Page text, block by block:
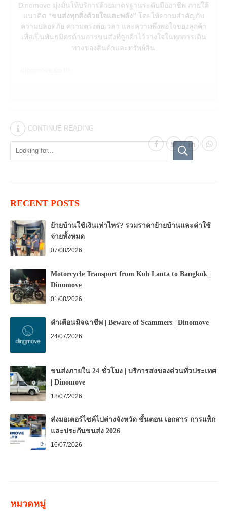
Dinomove มุ่งมั่นให้บริการด้วยมาตรฐานระดับมืออาชีพ ภายใต้
แนวคิด “ขนส่งทุกสิ่งด้วยใจและพลัง” โดยให้ความสำคัญกับ
ความปลอดภัย ความตรงต่อเวลา และความพึงพอใจของลูกค้า
เพื่อเป็นพันธมิตรด้านการขนส่งที่ลูกค้าไว้วางใจในทุกการเดิน
ทางของสินค้าและทรัพย์สิน
CONTINUE READING
RECENT POSTS
ย้ายบ้านใช้เงินเท่าไหร่? รวมราคาย้ายบ้านและค่าใช้
จ่ายทั้งหมด
07/08/2026
Motorcycle Transport from Koh Lanta to Bangkok |
Dinomove
01/08/2026
คำเตือนมิจฉาชีพ | Beware of Scammers | Dinomove
24/07/2026
ขนส่งภายใน 24 ชั่วโมง | บริการส่งของด่วนทั่วประเทศ
| Dinomove
18/07/2026
ส่งมอเตอร์ไซค์ไปต่างจังหวัด ขั้นตอน เอกสาร การแพ็ก
และประกันขนส่ง 2026
16/07/2026
หมวดหมู่